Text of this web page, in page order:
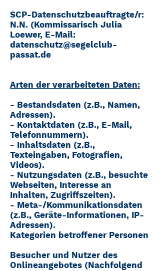
SCP-Datenschutzbeauftragte/r:
N.N. (Kommissarisch Julia
Loewer, E-Mail:
datenschutz@segelclub-
passat.de
Arten der verarbeiteten Daten:
- Bestandsdaten (z.B., Namen,
Adressen).
- Kontaktdaten (z.B., E-Mail,
Telefonnummern).
- Inhaltsdaten (z.B.,
Texteingaben, Fotografien,
Videos).
- Nutzungsdaten (z.B., besuchte
Webseiten, Interesse an
Inhalten, Zugriffszeiten).
- Meta-/Kommunikationsdaten
(z.B., Geräte-Informationen, IP-
Adressen).
Kategorien betroffener Personen
Besucher und Nutzer des
Onlineangebotes (Nachfolgend